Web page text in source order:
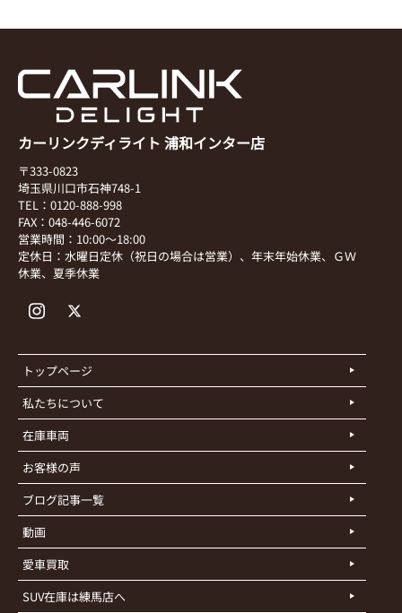
カーリンクディライト 浦和インター店
〒333-0823
埼玉県川口市石神748-1
TEL：0120-888-998
FAX：048-446-6072
営業時間：10:00～18:00
定休日：水曜日定休（祝日の場合は営業）、年末年始休業、ＧＷ
休業、夏季休業
トップページ
私たちについて
在庫車両
お客様の声
ブログ記事一覧
動画
愛車買取
SUV在庫は練馬店へ